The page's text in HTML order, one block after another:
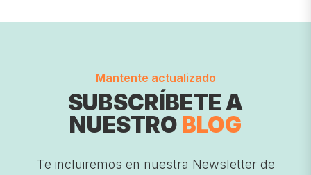
Mantente actualizado
SUBSCRÍBETE A
NUESTRO BLOG
Te incluiremos en nuestra Newsletter de